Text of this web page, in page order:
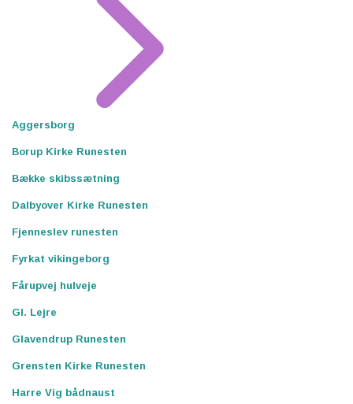
Aggersborg
Borup Kirke Runesten
Bække skibssætning
Dalbyover Kirke Runesten
Fjenneslev runesten
Fyrkat vikingeborg
Fårupvej hulveje
Gl. Lejre
Glavendrup Runesten
Grensten Kirke Runesten
Harre Vig bådnaust